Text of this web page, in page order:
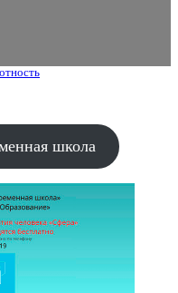
школа